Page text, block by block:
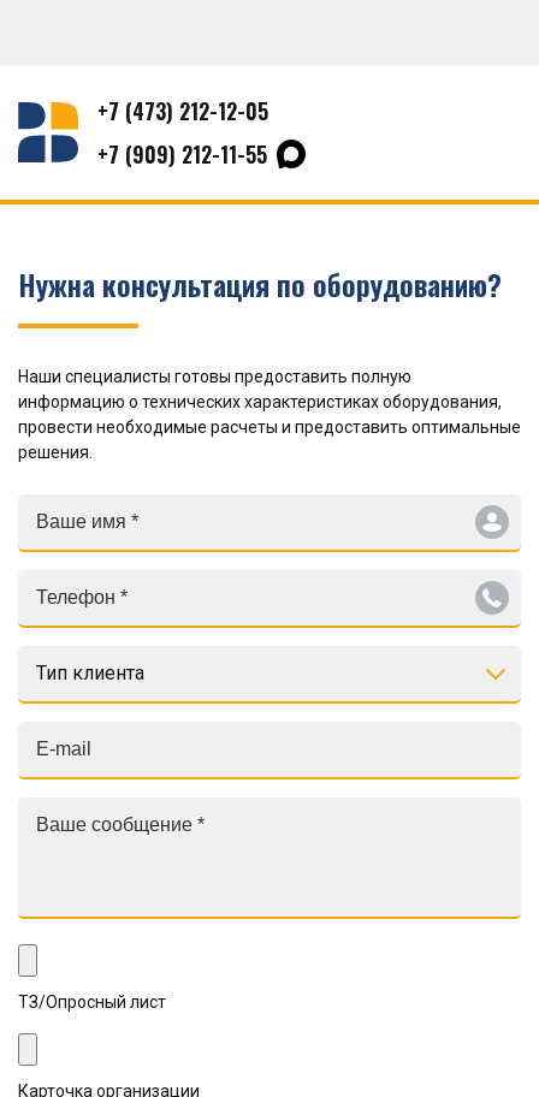
+7 (473) 212-12-05
+7 (909) 212-11-55
Нужна консультация по оборудованию?
Наши специалисты готовы предоставить полную
информацию о технических характеристиках оборудования,
провести необходимые расчеты и предоставить оптимальные
решения.
Тип клиента
ТЗ/Опросный лист
Карточка организации